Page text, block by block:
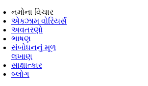
નમોના વિચાર
એક્ઝામ વોરિયર્સ
અવતરણો
ભાષણ
સંબોધનનું મૂળ
લખાણ
સાક્ષાત્કાર
બ્લોગ